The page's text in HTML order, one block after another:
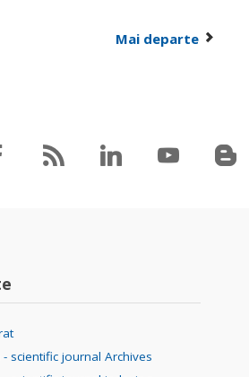
Mai departe
scientific journal Archives